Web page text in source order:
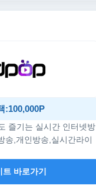
:100,000P
즐기는 실시간 인터넷방
송,개인방송,실시간라이
트 바로가기